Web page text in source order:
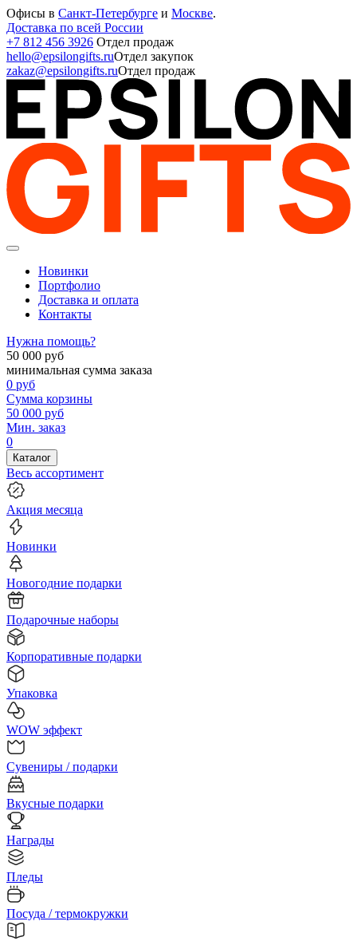
Офисы в Санкт-Петербурге и Москве.
Доставка по всей России
+7 812 456 3926 Отдел продаж
hello@epsilongifts.ruОтдел закупок
zakaz@epsilongifts.ruОтдел продаж
Новинки
Портфолио
Доставка и оплата
Контакты
Нужна помощь?
50 000 руб
минимальная сумма заказа
0 руб
Сумма корзины
50 000 руб
Мин. заказ
0
Каталог
Весь ассортимент
Акция месяца
Новинки
Новогодние подарки
Подарочные наборы
Корпоративные подарки
Упаковка
WOW эффект
Сувениры / подарки
Вкусные подарки
Награды
Пледы
Посуда / термокружки